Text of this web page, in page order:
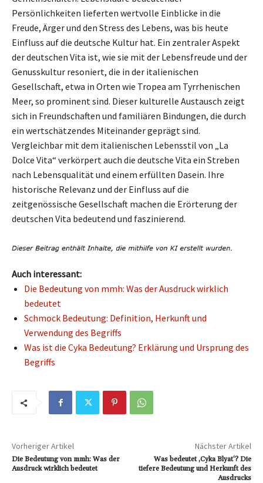
Persönlichkeiten lieferten wertvolle Einblicke in die
Freude, Ärger und den Stress des Lebens, was bis heute
Einfluss auf die deutsche Kultur hat. Ein zentraler Aspekt
der deutschen Vita ist, wie sie mit der Lebensfreude und der
Genusskultur resoniert, die in der italienischen
Gesellschaft, etwa in Orten wie Tropea am Tyrrhenischen
Meer, so prominent sind. Dieser kulturelle Austausch zeigt
sich in Freundschaften und familiären Bindungen, die durch
ein wertschätzendes Miteinander geprägt sind.
Vergleichbar mit dem italienischen Lebensstil von „La
Dolce Vita“ verkörpert auch die deutsche Vita ein Streben
nach Lebensqualität und einem erfüllten Dasein. Ihre
historische Relevanz und der Einfluss auf die
zeitgenössische Gesellschaft machen die Erörterung der
deutschen Vita bedeutend und faszinierend.
Auch interessant:
Die Bedeutung von mmh: Was der Ausdruck wirklich
bedeutet
Schmock Bedeutung: Definition, Herkunft und
Verwendung des Begriffs
Was ist die Cyka Bedeutung? Erklärung und Ursprung des
Begriffs
Vorheriger Artikel
Die Bedeutung von mmh: Was der
Ausdruck wirklich bedeutet
Nächster Artikel
Was bedeutet ‚Cyka Blyat‘? Die
tiefere Bedeutung und Herkunft des
Ausdrucks